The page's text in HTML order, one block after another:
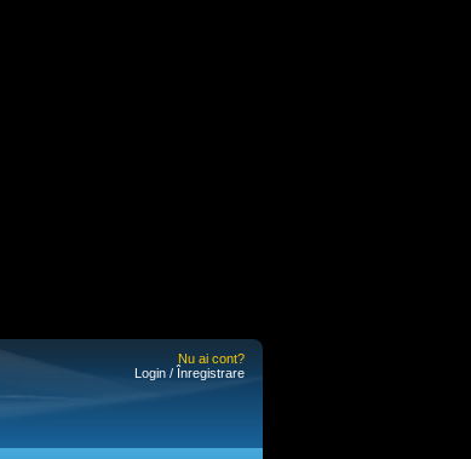
Nu ai cont?
Login / Înregistrare